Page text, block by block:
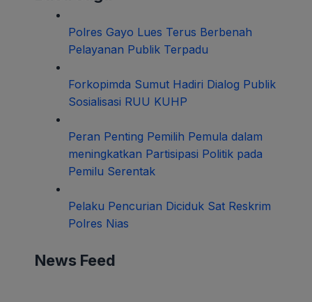
Polres Gayo Lues Terus Berbenah
Pelayanan Publik Terpadu
Forkopimda Sumut Hadiri Dialog Publik
Sosialisasi RUU KUHP
Peran Penting Pemilih Pemula dalam
meningkatkan Partisipasi Politik pada
Pemilu Serentak
Pelaku Pencurian Diciduk Sat Reskrim
Polres Nias
News Feed